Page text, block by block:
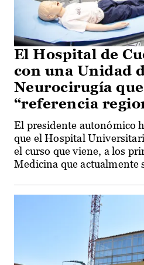
El Hospital de
con una Unidad
Neurocirugía
“referencia
El presidente autonómico
que el Hospital
el curso que viene, a los
Medicina que actualmente